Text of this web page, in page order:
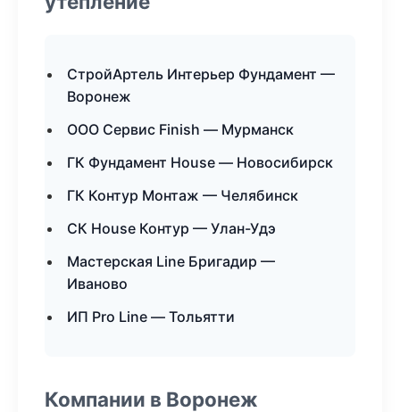
СтройАртель Интерьер Фундамент —
Воронеж
ООО Сервис Finish — Мурманск
ГК Фундамент House — Новосибирск
ГК Контур Монтаж — Челябинск
СК House Контур — Улан-Удэ
Мастерская Line Бригадир —
Иваново
ИП Pro Line — Тольятти
Компании в Воронеж